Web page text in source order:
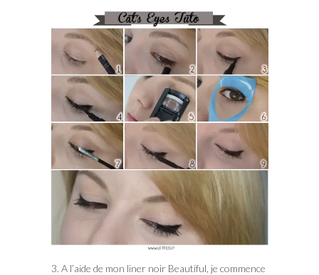
3. A l’aide de mon liner noir Beautiful, je commence